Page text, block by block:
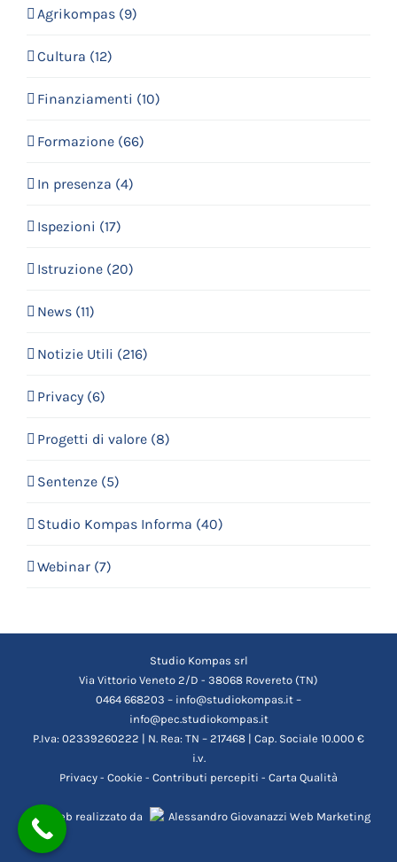
Agrikompas (9)
Cultura (12)
Finanziamenti (10)
Formazione (66)
In presenza (4)
Ispezioni (17)
Istruzione (20)
News (11)
Notizie Utili (216)
Privacy (6)
Progetti di valore (8)
Sentenze (5)
Studio Kompas Informa (40)
Webinar (7)
Studio Kompas srl
Via Vittorio Veneto 2/D - 38068 Rovereto (TN)
0464 668203 – info@studiokompas.it –
info@pec.studiokompas.it
P.Iva: 02339260222 | N. Rea: TN – 217468 | Cap. Sociale 10.000 €
i.v.
Privacy - Cookie - Contributi percepiti - Carta Qualità
Sito web realizzato da Alessandro Giovanazzi Web Marketing